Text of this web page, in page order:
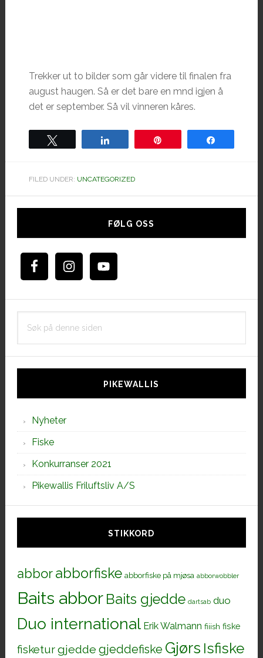
Trekker ut to bilder som går videre til finalen fra
august haugen. Så er det bare en mnd igjen å
det er september. Så vil vinneren kåres.
FILED UNDER: UNCATEGORIZED
Hoved
FØLG OSS
PIKEWALLIS
Nyheter
Fiske
Konkurranser 2021
Pikewallis Friluftsliv A/S
STIKKORD
abborabborfiske abborfiske på mjøsa abborwobbler
Baits abbor Baits gjedde dartsab duo
Duo international Erik Walmann fiiish fiske
fisketurgjedde gjeddefiske Gjørs Isfiske